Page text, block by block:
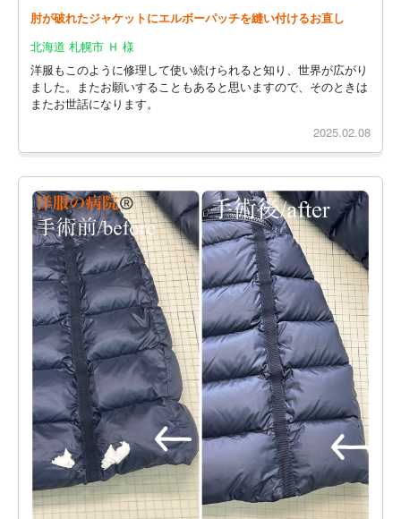
肘が破れたジャケットにエルボーパッチを縫い付けるお直し
北海道 札幌市 Ｈ 様
洋服もこのように修理して使い続けられると知り、世界が広がり
ました。またお願いすることもあると思いますので、そのときは
またお世話になります。
2025.02.08